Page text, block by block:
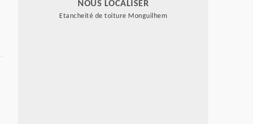
NOUS LOCALISER
Etancheité de toiture Monguilhem